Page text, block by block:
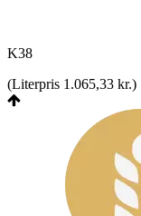
K38
(Literpris 1.065,33 kr.)